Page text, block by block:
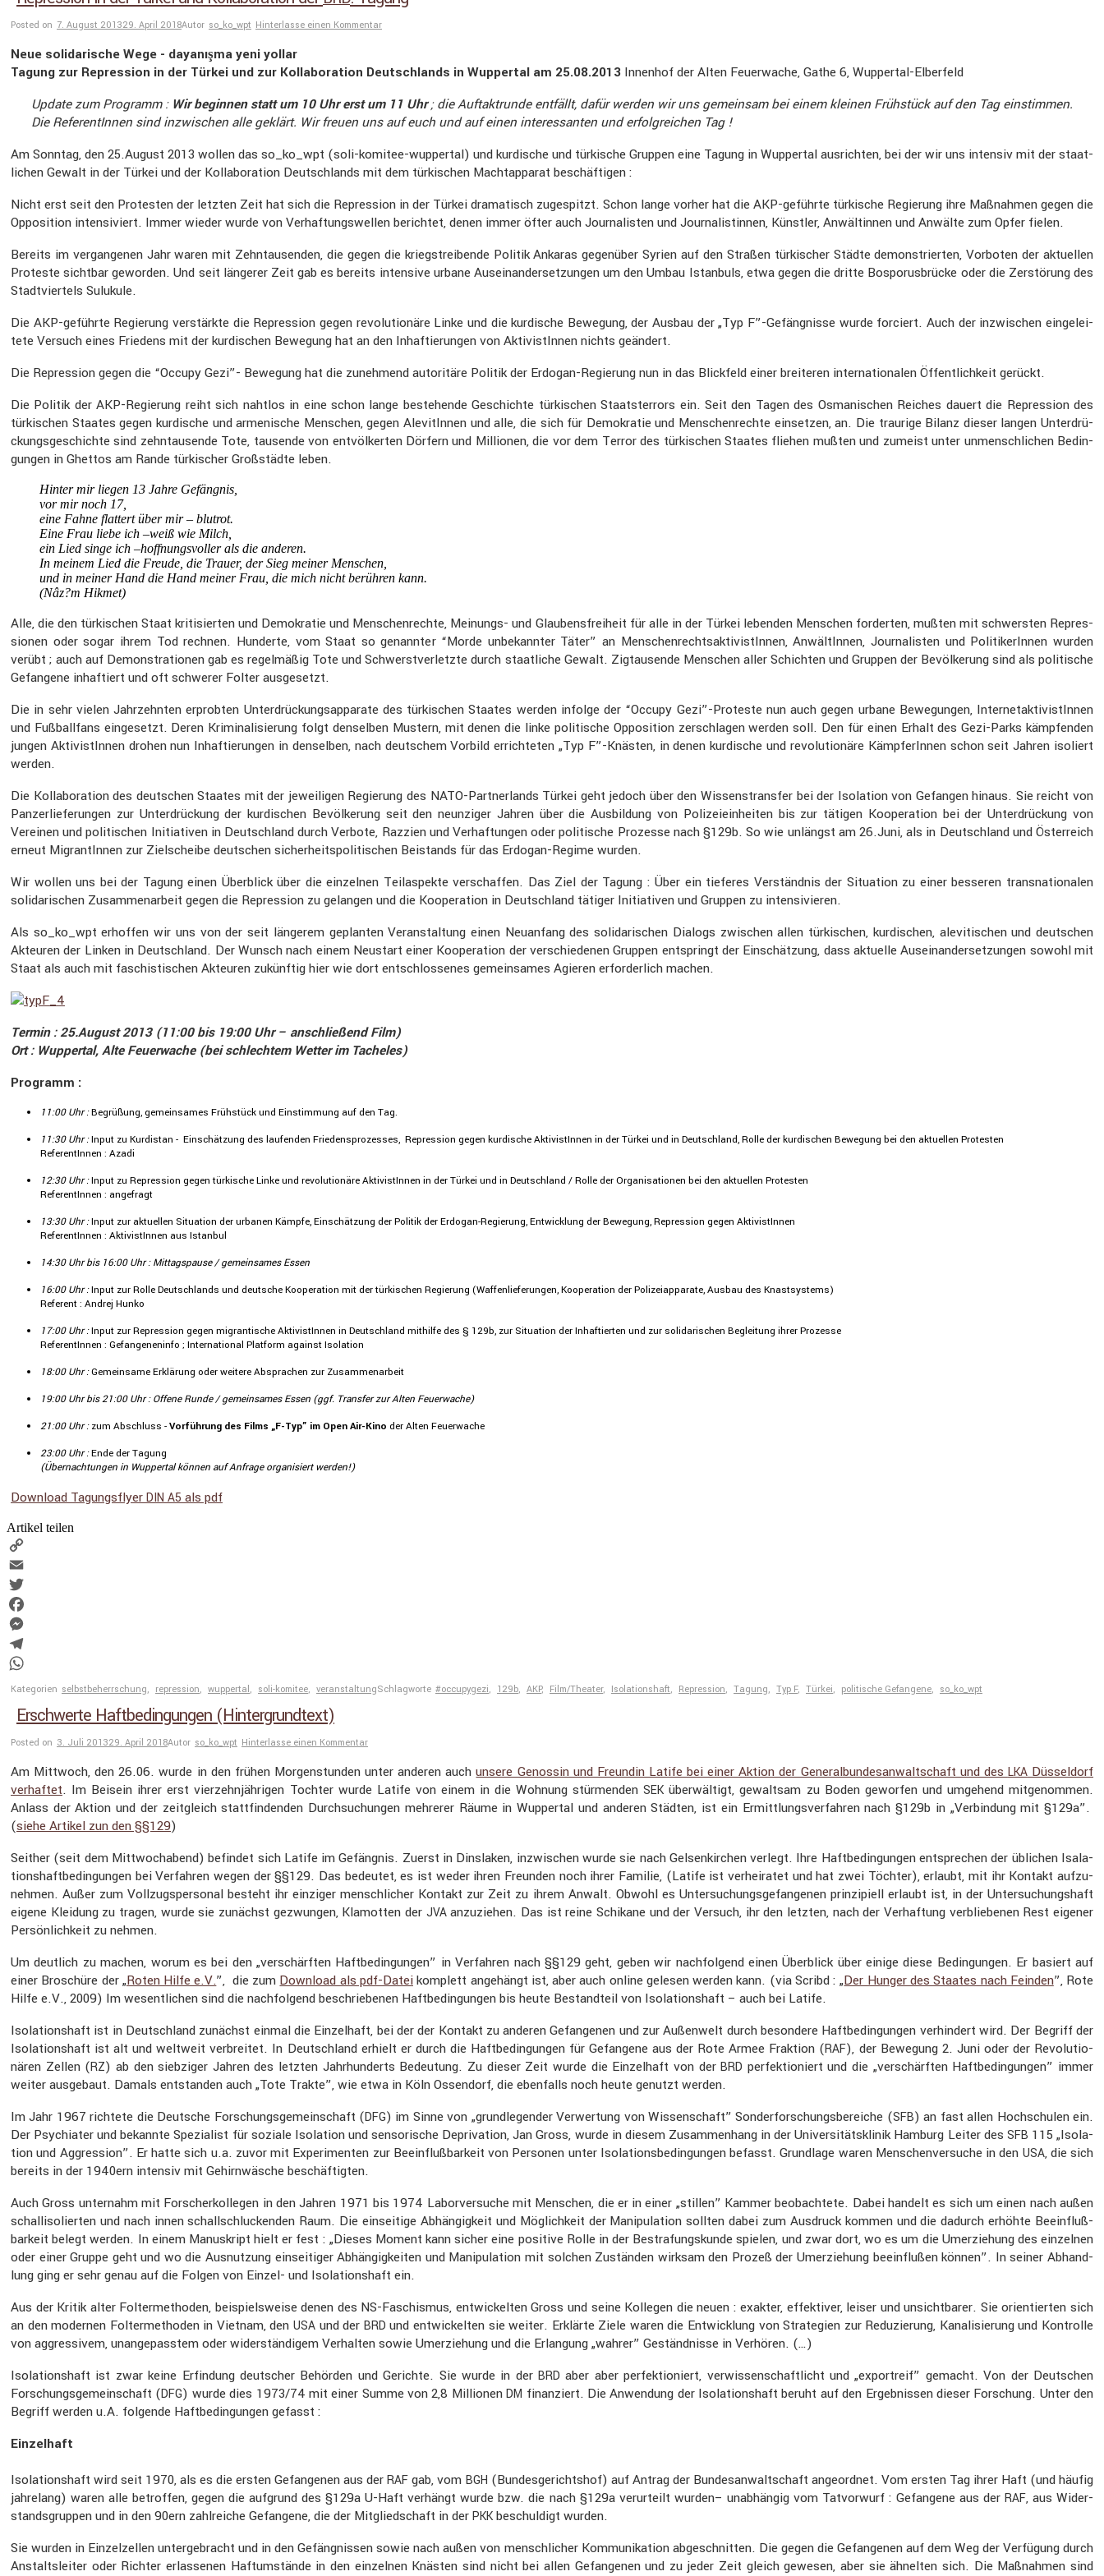
Posted on 7. August 201329. April 2018Autor so_ko_wpt Hinterlasse einen Kommentar
Neue solida­ri­sche Wege - dayanışma yeni yollar
Tagung zur Repres­sion in der Türkei und zur Kolla­bo­ra­tion Deutsch­lands in Wuppertal am 25.08.2013 Innenhof der Alten Feuer­wache, Gathe 6, Wuppertal-Elber­feld
Update zum Programm : Wir beginnen statt um 10 Uhr erst um 11 Uhr; die Auftakt­runde entfällt, dafür werden wir uns gemeinsam bei einem kleinen Frühstück auf den Tag einstimmen.
Die Referen­tInnen sind inzwi­schen alle geklärt. Wir freuen uns auf euch und auf einen inter­es­santen und erfolg­rei­chen Tag !
Am Sonntag, den 25.August 2013 wollen das so_ko_wpt (soli-komitee-wuppertal) und kurdi­sche und türki­sche Gruppen eine Tagung in Wuppertal ausrichten, bei der wir uns intensiv mit der staat­
li­chen Gewalt in der Türkei und der Kolla­bo­ra­tion Deutsch­lands mit dem türki­schen Macht­ap­parat beschäf­tigen :
Nicht erst seit den Protesten der letzten Zeit hat sich die Repres­sion in der Türkei drama­tisch zugespitzt. Schon lange vorher hat die AKP-geführte türki­sche Regie­rung ihre Maßnahmen gegen die
Opposi­tion inten­si­viert. Immer wieder wurde von Verhaf­tungs­wellen berichtet, denen immer öfter auch Journa­listen und Journa­lis­tinnen, Künstler, Anwäl­tinnen und Anwälte zum Opfer fielen.
Bereits im vergan­genen Jahr waren mit Zehntau­senden, die gegen die kriegs­trei­bende Politik Ankaras gegen­über Syrien auf den Straßen türki­scher Städte demons­trierten, Vorboten der aktuellen
Proteste sichtbar geworden. Und seit längerer Zeit gab es bereits inten­sive urbane Ausein­an­der­set­zungen um den Umbau Istan­buls, etwa gegen die dritte Bospo­rus­brücke oder die Zerstö­rung des
Stadt­vier­tels Sulukule.
Die AKP-geführte Regie­rung verstärkte die Repres­sion gegen revolu­tio­näre Linke und die kurdi­sche Bewegung, der Ausbau der „Typ F”-Gefängnisse wurde forciert. Auch der inzwi­schen einge­lei­
tete Versuch eines Friedens mit der kurdi­schen Bewegung hat an den Inhaf­tie­rungen von Aktivis­tInnen nichts geändert.
Die Repres­sion gegen die “Occupy Gezi”- Bewegung hat die zuneh­mend autori­täre Politik der Erdogan-Regie­rung nun in das Blick­feld einer breiteren inter­na­tio­nalen Öffent­lich­keit gerückt.
Die Politik der AKP-Regie­rung reiht sich nahtlos in eine schon lange bestehende Geschichte türki­schen Staats­ter­rors ein. Seit den Tagen des Osmani­schen Reiches dauert die Repres­sion des
türki­schen Staates gegen kurdi­sche und armeni­sche Menschen, gegen Alevi­tInnen und alle, die sich für Demokratie und Menschen­rechte einsetzen, an. Die traurige Bilanz dieser langen Unter­drü­
ckungs­ge­schichte sind zehntau­sende Tote, tausende von entvöl­kerten Dörfern und Millionen, die vor dem Terror des türki­schen Staates fliehen mußten und zumeist unter unmensch­li­chen Bedin­
gungen in Ghettos am Rande türki­scher Großstädte leben.
Hinter mir liegen 13 Jahre Gefängnis,
vor mir noch 17,
eine Fahne flattert über mir – blutrot.
Eine Frau liebe ich –weiß wie Milch,
ein Lied singe ich –hoffnungs­voller als die anderen.
In meinem Lied die Freude, die Trauer, der Sieg meiner Menschen,
und in meiner Hand die Hand meiner Frau, die mich nicht berühren kann.
(Nâz?m Hikmet)
Alle, die den türki­schen Staat kriti­sierten und Demokratie und Menschen­rechte, Meinungs- und Glaubens­frei­heit für alle in der Türkei lebenden Menschen forderten, mußten mit schwersten Repres­
sionen oder sogar ihrem Tod rechnen. Hunderte, vom Staat so genannter “Morde unbekannter Täter” an Menschen­rechts­ak­ti­vis­tInnen, Anwäl­tInnen, Journa­listen und Politi­ke­rInnen wurden
verübt ; auch auf Demons­tra­tionen gab es regel­mäßig Tote und Schwerst­ver­letzte durch staat­liche Gewalt. Zigtau­sende Menschen aller Schichten und Gruppen der Bevöl­ke­rung sind als politi­sche
Gefan­gene inhaf­tiert und oft schwerer Folter ausge­setzt.
Die in sehr vielen Jahrzehnten erprobten Unter­drü­ckungs­ap­pa­rate des türki­schen Staates werden infolge der “Occupy Gezi”-Proteste nun auch gegen urbane Bewegungen, Inter­net­ak­ti­vis­tInnen
und Fußball­fans einge­setzt. Deren Krimi­na­li­sie­rung folgt denselben Mustern, mit denen die linke politi­sche Opposi­tion zerschlagen werden soll. Den für einen Erhalt des Gezi-Parks kämpfenden
jungen Aktivis­tInnen drohen nun Inhaf­tie­rungen in denselben, nach deutschem Vorbild errich­teten „Typ F”-Knästen, in denen kurdi­sche und revolu­tio­näre Kämpfe­rInnen schon seit Jahren isoliert
werden.
Die Kolla­bo­ra­tion des deutschen Staates mit der jewei­ligen Regie­rung des NATO-Partner­lands Türkei geht jedoch über den Wissens­transfer bei der Isola­tion von Gefangen hinaus. Sie reicht von
Panzer­lie­fe­rungen zur Unter­drü­ckung der kurdi­schen Bevöl­ke­rung seit den neunziger Jahren über die Ausbil­dung von Polizei­ein­heiten bis zur tätigen Koope­ra­tion bei der Unter­drü­ckung von
Vereinen und politi­schen Initia­tiven in Deutsch­land durch Verbote, Razzien und Verhaf­tungen oder politi­sche Prozesse nach §129b. So wie unlängst am 26.Juni, als in Deutsch­land und Öster­reich
erneut Migran­tInnen zur Zielscheibe deutschen sicher­heits­po­li­ti­schen Beistands für das Erdogan-Regime wurden.
Wir wollen uns bei der Tagung einen Überblick über die einzelnen Teilas­pekte verschaffen. Das Ziel der Tagung : Über ein tieferes Verständnis der Situa­tion zu einer besseren trans­na­tio­nalen
solida­ri­schen Zusam­men­ar­beit gegen die Repres­sion zu gelangen und die Koope­ra­tion in Deutsch­land tätiger Initia­tiven und Gruppen zu inten­si­vieren.
Als so_ko_wpt erhoffen wir uns von der seit längerem geplanten Veran­stal­tung einen Neuan­fang des solida­ri­schen Dialogs zwischen allen türki­schen, kurdi­schen, alevi­ti­schen und deutschen
Akteuren der Linken in Deutsch­land. Der Wunsch nach einem Neustart einer Koope­ra­tion der verschie­denen Gruppen entspringt der Einschät­zung, dass aktuelle Ausein­an­der­set­zungen sowohl mit
Staat als auch mit faschis­ti­schen Akteuren zukünftig hier wie dort entschlos­senes gemein­sames Agieren erfor­der­lich machen.
Termin : 25.August 2013 (11:00 bis 19:00 Uhr – anschlie­ßend Film)
Ort : Wuppertal, Alte Feuer­wache (bei schlechtem Wetter im Tacheles)
Programm :
11:00 Uhr :Begrü­ßung, gemein­sames Frühstück und Einstim­mung auf den Tag.
11:30 Uhr :Input zu Kurdi­stan - Einschät­zung des laufenden Friedens­pro­zesses, Repres­sion gegen kurdi­sche Aktivis­tInnen in der Türkei und in Deutsch­land, Rolle der kurdi­schen Bewegung bei den aktuellen Protesten
Referen­tInnen : Azadi
12:30 Uhr :Input zu Repres­sion gegen türki­sche Linke und revolu­tio­näre Aktivis­tInnen in der Türkei und in Deutsch­land / Rolle der Organi­sa­tionen bei den aktuellen Protesten
Referen­tInnen : angefragt
13:30 Uhr :Input zur aktuellen Situa­tion der urbanen Kämpfe, Einschät­zung der Politik der Erdogan-Regie­rung, Entwick­lung der Bewegung, Repres­sion gegen Aktivis­tInnen
Referen­tInnen : Aktivis­tInnen aus Istanbul
14:30 Uhr bis 16:00 Uhr : Mittags­pause / gemein­sames Essen
16:00 Uhr :Input zur Rolle Deutsch­lands und deutsche Koope­ra­tion mit der türki­schen Regie­rung (Waffen­lie­fe­rungen, Koope­ra­tion der Polizei­ap­pa­rate, Ausbau des Knast­sys­tems)
Referent : Andrej Hunko
17:00 Uhr :Input zur Repres­sion gegen migran­ti­sche Aktivis­tInnen in Deutsch­land mithilfe des § 129b, zur Situa­tion der Inhaf­tierten und zur solida­ri­schen Beglei­tung ihrer Prozesse
Referen­tInnen : Gefan­ge­nen­info ; Inter­na­tional Platform against Isola­tion
18:00 Uhr :Gemein­same Erklä­rung oder weitere Abspra­chen zur Zusam­men­ar­beit
19:00 Uhr bis 21:00 Uhr : Offene Runde / gemein­sames Essen (ggf. Transfer zur Alten Feuer­wache)
21:00 Uhr :zum Abschluss -Vorfüh­rung des Films „F-Typ” im Open Air-Kino der Alten Feuer­wache
23:00 Uhr :Ende der Tagung
(Übernach­tungen in Wuppertal können auf Anfrage organi­siert werden!)
Download Tagungs­flyer DIN A5 als pdf
Artikel teilen
Copy
Link
Email
Twitter
Facebook
Messenger
Telegram
WhatsApp
Kategorien selbstbeherrschung, repression, wuppertal, soli-komitee, veranstaltungSchlagworte #occupygezi, 129b, AKP, Film/Theater, Isolationshaft, Repression, Tagung, Typ F, Türkei, politische Gefangene, so_ko_wpt
Erschwerte Haftbedingungen (Hintergrundtext)
Posted on 3. Juli 201329. April 2018Autor so_ko_wpt Hinterlasse einen Kommentar
Am Mittwoch, den 26.06. wurde in den frühen Morgen­stunden unter anderen auchunsere Genossin und Freundin Latife bei einer Aktion der General­bun­des­an­walt­schaft und des LKADüssel­dorf
verhaftet. Im Beisein ihrer erst vierzehn­jäh­rigen Tochter wurde Latife von einem in die Wohnung stürmendenSEK überwäl­tigt, gewaltsam zu Boden geworfen und umgehend mitge­nommen.
Anlass der Aktion und der zeitgleich statt­fin­denden Durch­su­chungen mehrerer Räume in Wuppertal und anderen Städten, ist ein Ermitt­lungs­ver­fahren nach §129b in „Verbin­dung mit §129a”.
(siehe Artikel zun den §§129)
Seither (seit dem Mittwoch­abend) befindet sich Latife im Gefängnis. Zuerst in Dinslaken, inzwi­schen wurde sie nach Gelsen­kir­chen verlegt. Ihre Haftbe­din­gungen entspre­chen der üblichen Isala­
ti­ons­haft­be­din­gungen bei Verfahren wegen der §§129. Das bedeutet, es ist weder ihren Freunden noch ihrer Familie, (Latife ist verhei­ratet und hat zwei Töchter), erlaubt, mit ihr Kontakt aufzu­
nehmen. Außer zum Vollzugs­per­sonal besteht ihr einziger mensch­li­cher Kontakt zur Zeit zu ihrem Anwalt. Obwohl es Unter­su­chungs­ge­fan­genen prinzi­piell erlaubt ist, in der Unter­su­chungs­haft
eigene Kleidung zu tragen, wurde sie zunächst gezwungen, Klamotten der JVAanzuziehen. Das ist reine Schikane und der Versuch, ihr den letzten, nach der Verhaf­tung verblie­benen Rest eigener
Persön­lich­keit zu nehmen.
Um deutlich zu machen, worum es bei den „verschärften Haftbe­din­gungen” in Verfahren nach §§129 geht, geben wir nachfol­gend einen Überblick über einige diese Bedin­gungen. Er basiert auf
einer Broschüre der „Roten Hilfe e.V.”, die zum Download als pdf-Dateikomplett angehängt ist, aber auch online gelesen werden kann. (via Scribd : „Der Hunger des Staates nach Feinden”, Rote
Hilfe e.V., 2009) Im wesent­li­chen sind die nachfol­gend beschrie­benen Haftbe­din­gungen bis heute Bestand­teil von Isola­ti­ons­haft – auch bei Latife.
Isola­ti­ons­haft ist in Deutsch­land zunächst einmal die Einzel­haft, bei der der Kontakt zu anderen Gefan­genen und zur Außen­welt durch beson­dere Haftbe­din­gungen verhin­dert wird. Der Begriff der
Isola­ti­ons­haft ist alt und weltweit verbreitet. In Deutsch­land erhielt er durch die Haftbe­din­gungen für Gefan­gene aus der Rote Armee Fraktion (RAF), der Bewegung 2. Juni oder der Revolu­tio­
nären Zellen (RZ) ab den siebziger Jahren des letzten Jahrhun­derts Bedeu­tung. Zu dieser Zeit wurde die Einzel­haft von derBRD perfek­tio­niert und die „verschärften Haftbe­din­gungen” immer
weiter ausge­baut. Damals entstanden auch „Tote Trakte”, wie etwa in Köln Ossen­dorf, die ebenfalls noch heute genutzt werden.
Im Jahr 1967 richtete die Deutsche Forschungs­ge­mein­schaft (DFG) im Sinne von „grund­le­gender Verwer­tung von Wissen­schaft” Sonder­for­schungs­be­reiche (SFB) an fast allen Hochschulen ein.
Der Psych­iater und bekannte Spezia­list für soziale Isola­tion und senso­ri­sche Depri­va­tion, Jan Gross, wurde in diesem Zusam­men­hang in der Univer­si­täts­klinik Hamburg Leiter des SFB 115 „Isola­
tion und Aggres­sion”. Er hatte sich u.a. zuvor mit Experi­menten zur Beein­fluß­bar­keit von Personen unter Isola­ti­ons­be­din­gungen befasst. Grund­lage waren Menschen­ver­suche in den USA, die sich
bereits in der 1940ern intensiv mit Gehirn­wä­sche beschäf­tigten.
Auch Gross unter­nahm mit Forscher­kol­legen in den Jahren 1971 bis 1974 Labor­ver­suche mit Menschen, die er in einer „stillen” Kammer beobach­tete. Dabei handelt es sich um einen nach außen
schall­iso­lierten und nach innen schall­schlu­ckenden Raum. Die einsei­tige Abhän­gig­keit und Möglich­keit der Manipu­la­tion sollten dabei zum Ausdruck kommen und die dadurch erhöhte Beein­fluß­
bar­keit belegt werden. In einem Manuskript hielt er fest : „Dieses Moment kann sicher eine positive Rolle in der Bestra­fungs­kunde spielen, und zwar dort, wo es um die Umerzie­hung des einzelnen
oder einer Gruppe geht und wo die Ausnut­zung einsei­tiger Abhän­gig­keiten und Manipu­la­tion mit solchen Zuständen wirksam den Prozeß der Umerzie­hung beein­flußen können”. In seiner Abhand­
lung ging er sehr genau auf die Folgen von Einzel- und Isola­ti­ons­haft ein.
Aus der Kritik alter Folter­me­thoden, beispiels­weise denen des NS-Faschismus, entwi­ckelten Gross und seine Kollegen die neuen : exakter, effek­tiver, leiser und unsicht­barer. Sie orien­tierten sich
an den modernen Folter­me­thoden in Vietnam, denUSA und der BRD und entwi­ckelten sie weiter. Erklärte Ziele waren die Entwick­lung von Strate­gien zur Reduzie­rung, Kanali­sie­rung und Kontrolle
von aggres­sivem, unange­passtem oder wider­stän­digem Verhalten sowie Umerzie­hung und die Erlan­gung „wahrer” Geständ­nisse in Verhören. (…)
Isola­ti­ons­haft ist zwar keine Erfin­dung deutscher Behörden und Gerichte. Sie wurde in derBRD aber aber perfek­tio­niert, verwis­sen­schaft­licht und „export­reif” gemacht. Von der Deutschen
Forschungs­ge­mein­schaft (DFG) wurde dies 1973/74 mit einer Summe von 2,8 MillionenDM finan­ziert. Die Anwen­dung der Isola­ti­ons­haft beruht auf den Ergeb­nissen dieser Forschung. Unter den
Begriff werden u.A. folgende Haftbe­din­gungen gefasst :
Einzel­haft
Isola­ti­ons­haft wird seit 1970, als es die ersten Gefan­genen aus derRAF gab, vom BGH (Bundes­ge­richtshof) auf Antrag der Bundes­an­walt­schaft angeordnet. Vom ersten Tag ihrer Haft (und häufig
jahre­lang) waren alle betroffen, gegen die aufgrund des §129a U-Haft verhängt wurde bzw. die nach §129a verur­teilt wurden– unabhängig vom Tatvor­wurf : Gefan­gene aus der RAF, aus Wider­
stands­gruppen und in den 90ern zahlreiche Gefan­gene, die der Mitglied­schaft in der PKK beschul­digt wurden.
Sie wurden in Einzel­zellen unter­ge­bracht und in den Gefäng­nissen sowie nach außen von mensch­li­cher Kommu­ni­ka­tion abgeschnitten. Die gegen die Gefan­genen auf dem Weg der Verfü­gung durch
Anstalts­leiter oder Richter erlas­senen Haftum­stände in den einzelnen Knästen sind nicht bei allen Gefan­genen und zu jeder Zeit gleich gewesen, aber sie ähnelten sich. Die Maßnahmen sind